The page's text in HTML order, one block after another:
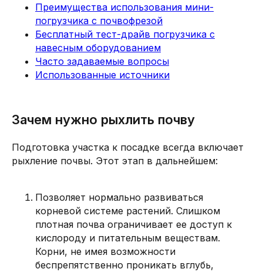
Преимущества использования мини-
погрузчика с почвофрезой
Бесплатный тест-драйв погрузчика с
навесным оборудованием
Часто задаваемые вопросы
Использованные источники
Зачем нужно рыхлить почву
Подготовка участка к посадке всегда включает
рыхление почвы. Этот этап в дальнейшем:
Позволяет нормально развиваться
корневой системе растений. Слишком
плотная почва ограничивает ее доступ к
кислороду и питательным веществам.
Корни, не имея возможности
беспрепятственно проникать вглубь,